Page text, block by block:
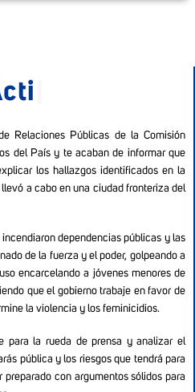
Relaciones Públicas de la Comisión
del País y te acaban de informar que
los hallazgos identificados en la
a cabo en una ciudad fronteriza del
dependencias públicas y las
de la fuerza y el poder, golpeando a
encarcelando a jóvenes menores de
que el gobierno trabaje en favor de
la violencia y los feminicidios.
para la rueda de prensa y analizar el
pública y los riesgos que tendrá para
con argumentos sólidos para